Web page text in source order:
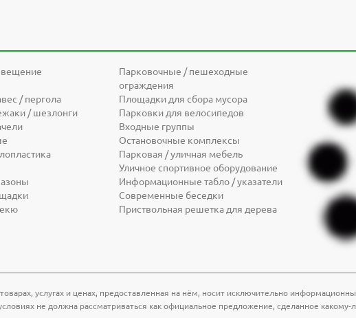
/ пергола
/ шезлонги
Парковочные / пешеходные
ограждения
Площадки для сбора мусора
Парковки для велосипедов
Входные группы
Остановочные комплексы
Парковая / уличная мебель
Уличное спортивное оборудование
Информационные табло / указатели
Современные беседки
Приствольная решетка для дерева
услугах и ценах, предоставленная на нём, носит исключительно
не должна рассматриваться как официальное предложение, сделанное какому-